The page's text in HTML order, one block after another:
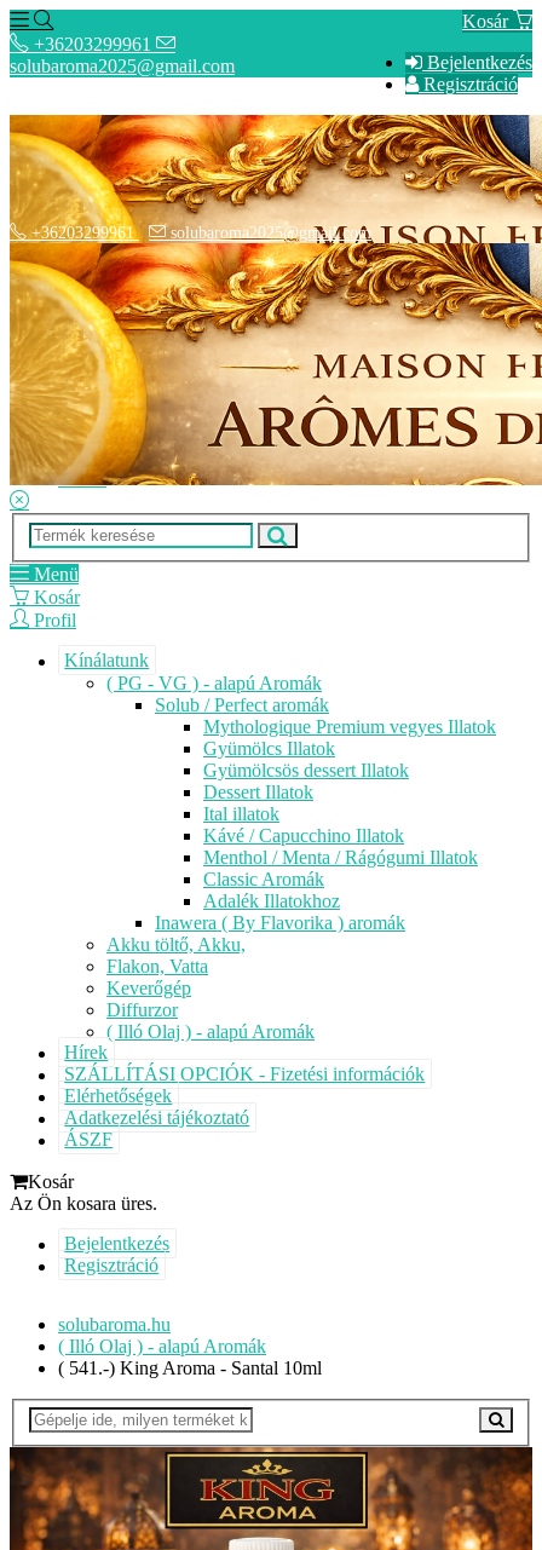
Kosár
Bejelentkezés
Regisztráció
+36203299961
solubaroma2025@gmail.com
Hírek
SZÁLLÍTÁSI OPCIÓK - Fizetési információk
Elérhetőségek
Adatkezelési tájékoztató
ÁSZF
+36203299961 solubaroma2025@gmail.com
Menü
Kosár
Profil
Kínálatunk
( PG - VG ) - alapú Aromák
Solub / Perfect aromák
Mythologique Premium vegyes Illatok
Gyümölcs Illatok
Gyümölcsös dessert Illatok
Dessert Illatok
Ital illatok
Kávé / Capucchino Illatok
Menthol / Menta / Rágógumi Illatok
Classic Aromák
Adalék Illatokhoz
Inawera ( By Flavorika ) aromák
Akku töltő, Akku,
Flakon, Vatta
Keverőgép
Diffurzor
( Illó Olaj ) - alapú Aromák
Hírek
SZÁLLÍTÁSI OPCIÓK - Fizetési információk
Elérhetőségek
Adatkezelési tájékoztató
ÁSZF
Kosár
Az Ön kosara üres.
Bejelentkezés
Regisztráció
solubaroma.hu
( Illó Olaj ) - alapú Aromák
( 541.-) King Aroma - Santal 10ml